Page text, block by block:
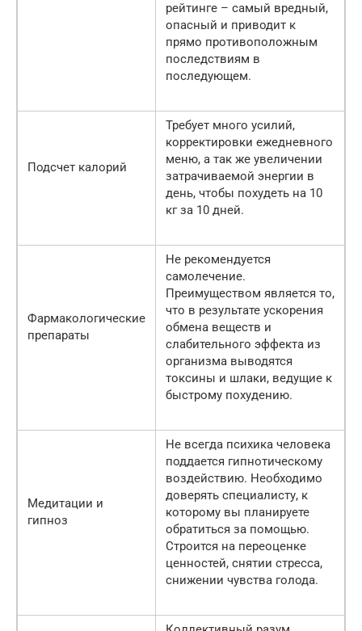
рейтинге – самый вредный,
опасный и приводит к
прямо противоположным
последствиям в
последующем.
Подсчет калорий
Требует много усилий,
корректировки ежедневного
меню, а так же увеличении
затрачиваемой энергии в
день, чтобы похудеть на 10
кг за 10 дней.
Фармакологические
препараты
Не рекомендуется
самолечение.
Преимуществом является то,
что в результате ускорения
обмена веществ и
слабительного эффекта из
организма выводятся
токсины и шлаки, ведущие к
быстрому похудению.
Медитации и
гипноз
Не всегда психика человека
поддается гипнотическому
воздействию. Необходимо
доверять специалисту, к
которому вы планируете
обратиться за помощью.
Строится на переоценке
ценностей, снятии стресса,
снижении чувства голода.